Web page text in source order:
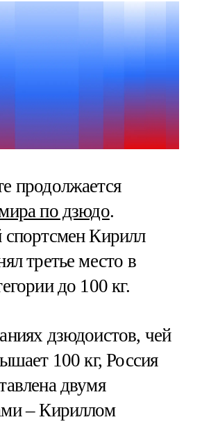
продолжается
по дзюдо.
спортсмен Кирилл
третье место в
до 100 кг.
дзюдоистов, чей
100 кг, Россия
двумя
– Кириллом